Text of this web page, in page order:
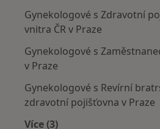
Gynekologové s Zdravotní
vnitra ČR v Praze
Gynekologové s
v Praze
Gynekologové s Revírní
zdravotní pojišťovna v Praze
Více (3)